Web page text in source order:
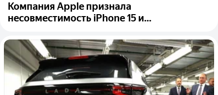
Компания Apple признала
несовместимость iPhone 15 и...